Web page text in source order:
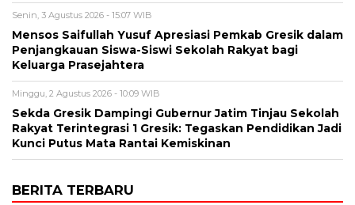
Senin, 3 Agustus 2026 - 15:07 WIB
Mensos Saifullah Yusuf Apresiasi Pemkab Gresik dalam
Penjangkauan Siswa-Siswi Sekolah Rakyat bagi
Keluarga Prasejahtera
Minggu, 2 Agustus 2026 - 10:09 WIB
Sekda Gresik Dampingi Gubernur Jatim Tinjau Sekolah
Rakyat Terintegrasi 1 Gresik: Tegaskan Pendidikan Jadi
Kunci Putus Mata Rantai Kemiskinan
BERITA TERBARU